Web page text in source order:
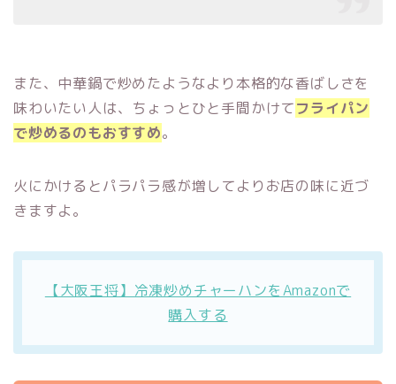
また、中華鍋で炒めたようなより本格的な香ばしさを
味わいたい人は、ちょっとひと手間かけてフライパン
で炒めるのもおすすめ。
火にかけるとパラパラ感が増してよりお店の味に近づ
きますよ。
【大阪王将】冷凍炒めチャーハンをAmazonで
購入する